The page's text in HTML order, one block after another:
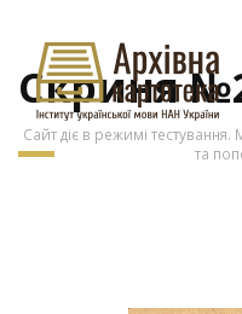
Сайт діє в режимі
та
Скриня